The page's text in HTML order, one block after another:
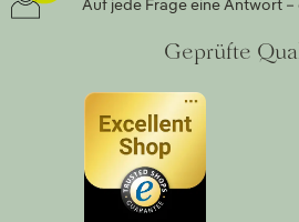
Auf jede Frage eine Antwort
Geprüfte